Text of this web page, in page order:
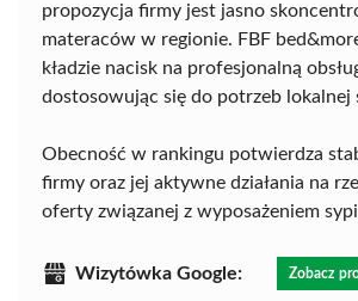
propozycja firmy jest jasno
materaców w regionie. FBF
kładzie nacisk na profesjonalną
dostosowując się do potrzeb lokalnej
Obecność w rankingu potwierdza
firmy oraz jej aktywne działania na
oferty związanej z wyposażeniem
Wizytówka Google: Zobacz